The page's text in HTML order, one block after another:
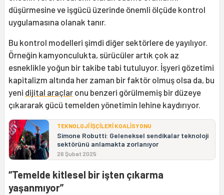
düşürmesine ve işgücü üzerinde önemli ölçüde kontrol
uygulamasına olanak tanır.
Bu kontrol modelleri şimdi diğer sektörlere de yayılıyor.
Örneğin kamyonculukta, sürücüler artık çok az
esneklikle yoğun bir takibe tabi tutuluyor. İşyeri gözetimi
kapitalizm altında her zaman bir faktör olmuş olsa da, bu
yeni dijital araçlar onu benzeri görülmemiş bir düzeye
çıkararak gücü temelden yönetimin lehine kaydırıyor.
TEKNOLOJİ İŞÇİLERİ KOALİSYONU
Simone Robutti: Geleneksel sendikalar teknoloji
sektörünü anlamakta zorlanıyor
26 Şubat 2025
“Temelde kitlesel bir işten çıkarma
yaşanmıyor”